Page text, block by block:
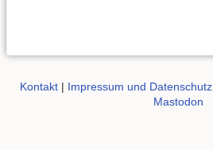
Kontakt | Impressum und Datenschutz
Mastodon